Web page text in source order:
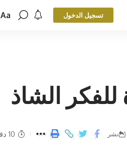
تسجيل الدخول Aa
الشاذ
نشر 10 دقيقة للقراءة